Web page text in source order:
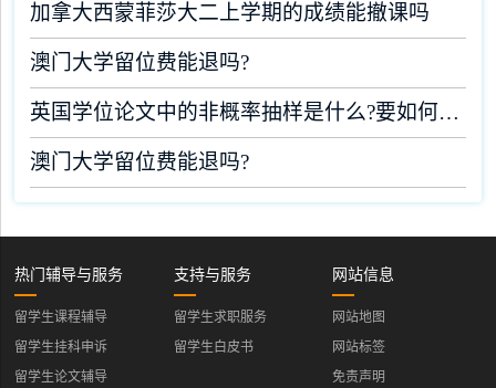
加拿大西蒙菲莎大二上学期的成绩能撤课吗
澳门大学留位费能退吗?
英国学位论文中的非概率抽样是什么?要如何完成?
澳门大学留位费能退吗?
热门辅导与服务
留学生课程辅导
留学生挂科申诉
留学生论文辅导
支持与服务
留学生求职服务
留学生白皮书
网站信息
网站地图
网站标签
免责声明